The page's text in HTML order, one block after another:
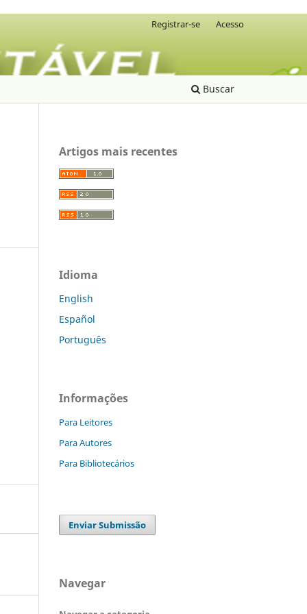
Buscar
Registrar-se Acesso
Artigos mais recentes
Idioma
English
Español
Português
Informações
Para Leitores
Para Autores
Para Bibliotecários
Enviar Submissão
Navegar